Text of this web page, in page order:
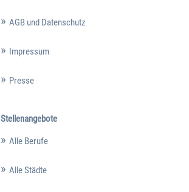
AGB und Datenschutz
Impressum
Presse
Stellenangebote
Alle Berufe
Alle Städte